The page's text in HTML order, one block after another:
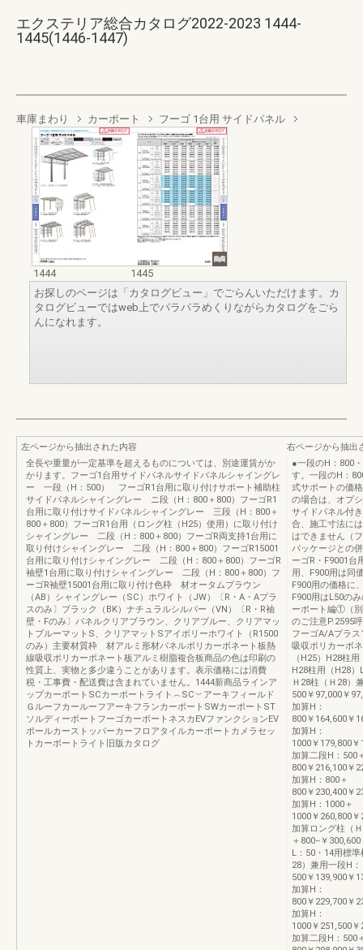
エクステリア総合カタログ2022-2023 1444-
1445(1446-1447)
車庫まわり カーポート フーゴ 1台用 サイドパネル
1444
1445
お探しのページは「カタログビュー」でごらんいただけます。カ
タログビューではweb上でパラパラめくりながらカタログをごら
んになれます。
左ページから抽出された内容
全長や重量が一定基準を超えるものについては、別途運賃がか
かります。フーゴ1台用サイドパネルサイドパネルシャイングレ
ー 一段（H：500） フーゴR1台用に取り付けサポート補助柱
サイドパネルシャイングレー ニ段（H：800＋800）フーゴR1
台用に取り付けサイドパネルシャイングレー 三段（H：800＋
800＋800）フーゴR1台用（ロング柱（H25）使用）に取り付け
シャイングレー 二段（H：800＋800）フーゴR両支持1台用に
取り付けシャイングレー 二段（H：800＋800）フーゴR15001
台用に取り付けシャイングレー 二段（H：800＋800）フーゴR
袖壁1台用に取り付けシャイングレー 二段（H：800＋800）フ
ーゴR袖壁15001台用に取り付け色枠 材オータムブラウン
（AB）シャイングレー（SC）ホワイト（JW）〔R・A・Aプラ
スのみ〕ブラック（BK）ナチュラルシルバー（VN）〔R・R袖
壁・Fのみ〕パネルクリアブラウン、クリアブルー、クリアマッ
トブルーマットS、クリアマットSアイボリーホワイト（R1500
のみ）主要材質枠 材アルミ形材パネルポリカーボネート板熱
線吸収ポリカーボネート板アルミ樹脂複合板商品の色は印刷の
性質上、実物と多少違うことがあります。表示価格には消費
税・工事費・配送費は含まれていません。1444新商品ラインア
ップカーポートSCカーポートライト︵SC︶アーキフィールド
ＧルーフカールーフアーキフランカーポートSWカーポートST
ソルディーポートフーゴカーポートネスカEVファンクションEV
ポールカーストッパーカーフロアタイルカーポートカメラセッ
トカーポートライト旧版カタログ
右ページから抽出
●一段のH：800
す。一段のH：
式サポートの価
の場合は、オプ
サイドパネル付
合、施工寸法に
はできません（
パッケージとの
ーゴR・F9001台
用、F900用は同
F900用の価格に
F900用はL50の
ーポート編①（別
のご注意P.2595
フーゴA/Aプラ
吸収ポリカーボ
（H25）H28柱
H28柱用（H28
Ｈ28柱（Ｈ28）
500￥97,000￥
加算H：
800￥164,600￥
加算H：
1000￥179,800
加算二段H：500
800￥216,100￥
加算H：800＋
800￥230,400￥
加算H：1000＋
1000￥260,800
加算ロング柱（
＋800−￥
L：50・14用標
28）兼用一段H：
500￥139,900￥
加算H：
800￥229,700￥
加算H：
1000￥251,500
加算二段H：500